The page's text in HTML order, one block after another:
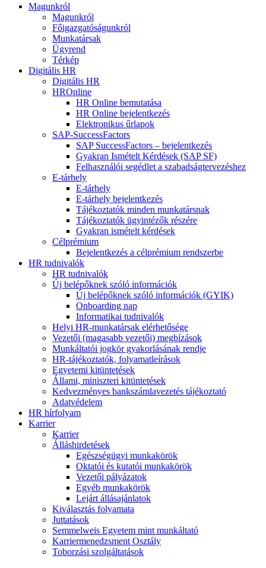
Magunkról
Magunkról
Főigazgatóságunkról
Munkatársak
Ügyrend
Térkép
Digitális HR
Digitális HR
HROnline
HR Online bemutatása
HR Online bejelentkezés
Elektronikus űrlapok
SAP-SuccessFactors
SAP SuccessFactors – bejelentkezés
Gyakran Ismételt Kérdések (SAP SF)
Felhasználói segédlet a szabadságtervezéshez
E-tárhely
E-tárhely
E-tárhely bejelentkezés
Tájékoztatók minden munkatársnak
Tájékoztatók ügyintézők részére
Gyakran ismételt kérdések
Célprémium
Bejelentkezés a célprémium rendszerbe
HR tudnivalók
HR tudnivalók
Új belépőknek szóló információk
Új belépőknek szóló információk (GYIK)
Onboarding nap
Informatikai tudnivalók
Helyi HR-munkatársak elérhetősége
Vezetői (magasabb vezetői) megbízások
Munkáltatói jogkör gyakorlásának rendje
HR-tájékoztatók, folyamatleírások
Egyetemi kitüntetések
Állami, miniszteri kitüntetések
Kedvezményes bankszámlavezetés tájékoztató
Adatvédelem
HR hírfolyam
Karrier
Karrier
Álláshirdetések
Egészségügyi munkakörök
Oktatói és kutatói munkakörök
Vezetői pályázatok
Egyéb munkakörök
Lejárt állásajánlatok
Kiválasztás folyamata
Juttatások
Semmelweis Egyetem mint munkáltató
Karriermenedzsment Osztály
Toborzási szolgáltatások